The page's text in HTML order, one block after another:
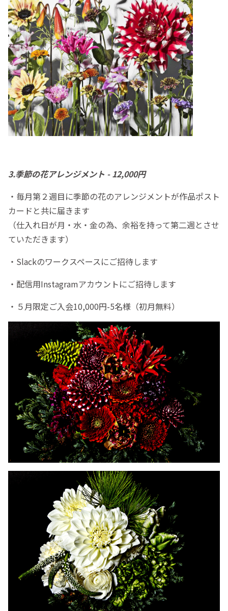
3.季節の花アレンジメント - 12,000円
・毎月第２週目に季節の花のアレンジメントが作品ポスト
カードと共に届きます
（仕入れ日が月・水・金の為、余裕を持って第二週とさせ
ていただきます）
・Slackのワークスペースにご招待します
・配信用Instagramアカウントにご招待します
・５月限定ご入会10,000円-5名様（初月無料）